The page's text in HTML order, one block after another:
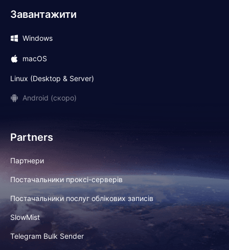
Завантажити
Windows
macOS
Linux (Desktop & Server)
Android (скоро)
Partners
Партнери
Постачальники проксі-серверів
Постачальники послуг облікових записів
SlowMist
Telegram Bulk Sender